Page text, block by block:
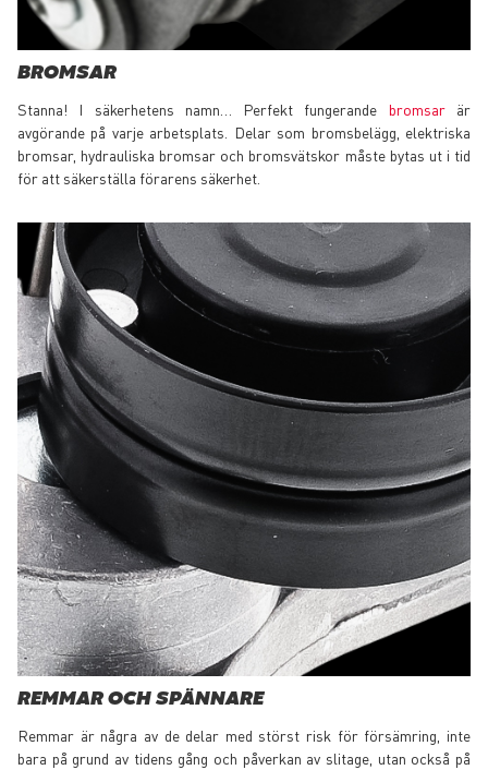
BROMSAR
Stanna! I säkerhetens namn… Perfekt fungerande bromsarär
avgörande på varje arbetsplats. Delar som bromsbelägg, elektriska
bromsar, hydrauliska bromsar och bromsvätskor måste bytas ut i tid
för att säkerställa förarens säkerhet.
REMMAR OCH SPÄNNARE
Remmar är några av de delar med störst risk för försämring, inte
bara på grund av tidens gång och påverkan av slitage, utan också på